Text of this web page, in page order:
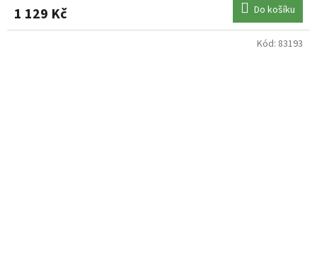
1 129 Kč Do košíku
Kód: 83193